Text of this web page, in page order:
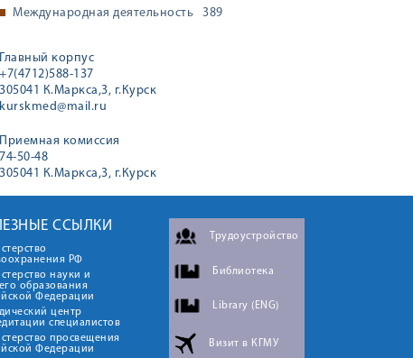
Международная деятельность
389
Главный корпус
+7(4712)588-137
305041 К.Маркса,3, г.Курск
kurskmed@mail.ru
Приемная комиссия
74-50-48
305041 К.Маркса,3, г.Курск
ССЫЛКИ
РФ
науки и
образования
Федерации
центр
специалистов
просвещения
Федерации
Трудоустройство
Библиотека
Library (ENG)
Визит в КГМУ